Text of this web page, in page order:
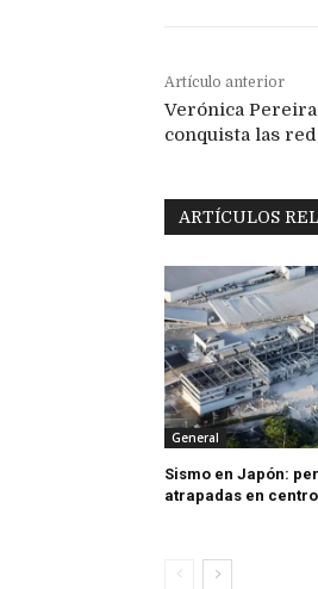
Artículo anterior
Verónica
conquista las
ARTÍCULOS
General
Sismo en Japón:
atrapadas en